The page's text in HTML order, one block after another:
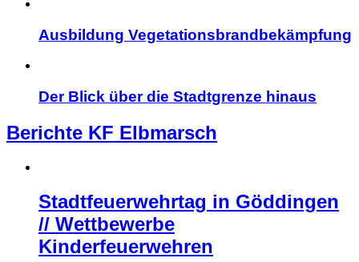
Ausbildung Vegetationsbrandbekämpfung
Der Blick über die Stadtgrenze hinaus
Berichte KF Elbmarsch
Stadtfeuerwehrtag in Göddingen
// Wettbewerbe
Kinderfeuerwehren